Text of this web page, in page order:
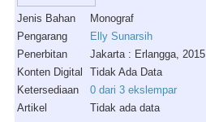
Jenis Bahan
Monograf
Pengarang
Elly Sunarsih
Penerbitan
Jakarta : Erlangga, 2015
Konten Digital
Tidak Ada Data
Ketersediaan
0 dari 3 ekslempar
Artikel
Tidak ada data